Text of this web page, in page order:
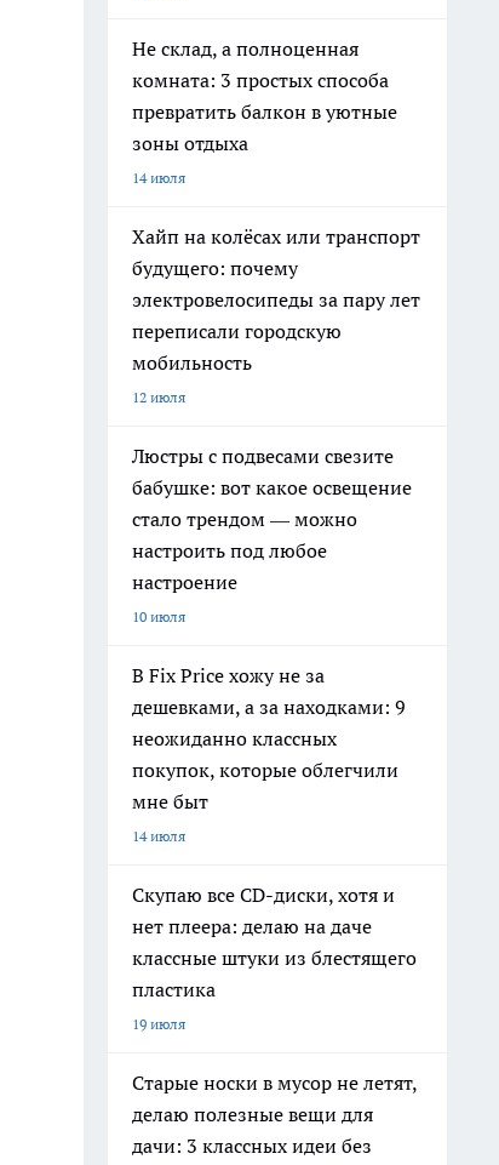
Не склад, а полноценная
комната: 3 простых способа
превратить балкон в уютные
зоны отдыха
14 июля
Хайп на колёсах или транспорт
будущего: почему
электровелосипеды за пару лет
переписали городскую
мобильность
12 июля
Люстры с подвесами свезите
бабушке: вот какое освещение
стало трендом — можно
настроить под любое
настроение
10 июля
В Fix Price хожу не за
дешевками, а за находками: 9
неожиданно классных
покупок, которые облегчили
мне быт
14 июля
Скупаю все CD-диски, хотя и
нет плеера: делаю на даче
классные штуки из блестящего
пластика
19 июля
Старые носки в мусор не летят,
делаю полезные вещи для
дачи: 3 классных идеи без